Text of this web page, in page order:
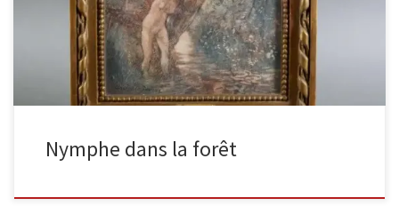
cadre d’origine portant […]
Nymphe dans la forêt